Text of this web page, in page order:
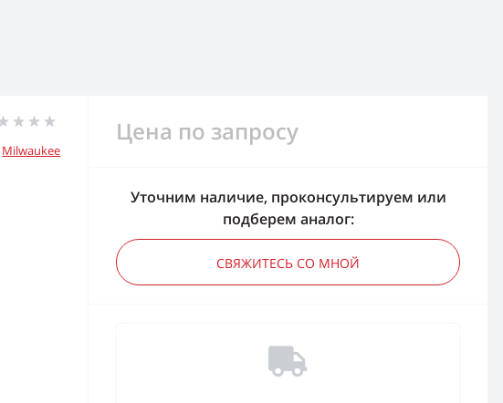
Milwaukee
Цена по запросу
Уточним наличие, проконсультируем или
подберем аналог:
СВЯЖИТЕСЬ СО МНОЙ